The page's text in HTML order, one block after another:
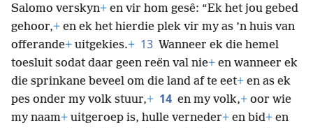
Salomo verskyn+ en vir hom gesê: “Ek het jou gebed
gehoor,+ en ek het hierdie plek vir my as ’n huis van
offerande+ uitgekies.+ 13 Wanneer ek die hemel
toesluit sodat daar geen reën val nie+ en wanneer ek
die sprinkane beveel om die land af te eet+ en as ek
pes onder my volk stuur,+ 14 en my volk,+ oor wie
my naam+ uitgeroep is, hulle verneder+ en bid+ en